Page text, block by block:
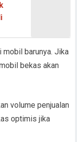
barunya. Jika
bekas akan
volume penjualan
optimis jika